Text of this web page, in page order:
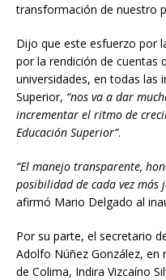
transformación de nuestro
Dijo que este esfuerzo por
por la rendición de cuentas
universidades, en todas las
Superior, “nos va a dar
incrementar el ritmo de
Educación Superior”.
“El manejo transparente,
posibilidad de cada vez más
afirmó Mario Delgado al
Por su parte, el secretario
Adolfo Núñez González, en
de Colima, Indira Vizcaíno